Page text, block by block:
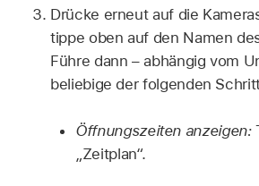
Drücke erneut auf die
tippe oben auf den Namen
Führe dann – abhängig vom
beliebige der folgenden
Öffnungszeiten anzeigen:
„Zeitplan“.